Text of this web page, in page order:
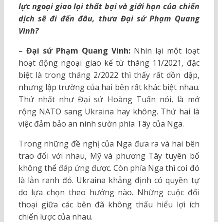
lực ngoại giao lại thất bại và giới hạn của chiến
dịch sẽ đi đến đâu, thưa Đại sứ Phạm Quang
Vinh?
– Đại sứ Phạm Quang Vinh: Nhìn lại một loạt
hoạt động ngoại giao kể từ tháng 11/2021, đặc
biệt là trong tháng 2/2022 thì thấy rất dồn dập,
nhưng lập trường của hai bên rất khác biệt nhau.
Thứ nhất như Đại sứ Hoàng Tuấn nói, là mở
rộng NATO sang Ukraina hay không. Thứ hai là
việc đảm bảo an ninh sườn phía Tây của Nga.
Trong những đề nghị của Nga đưa ra và hai bên
trao đổi với nhau, Mỹ và phương Tây tuyên bố
không thể đáp ứng được. Còn phía Nga thì coi đó
là lằn ranh đỏ. Ukraina khẳng định có quyền tự
do lựa chọn theo hướng nào. Những cuộc đối
thoại giữa các bên đã không thấu hiểu lợi ích
chiến lược của nhau.